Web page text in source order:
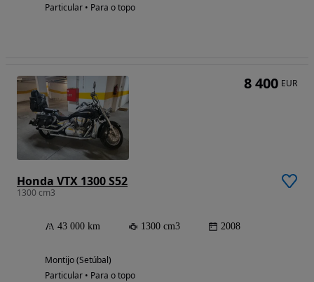
Particular • Para o topo
Honda VTX 1300 S52
1300 cm3
43 000 km 1300 cm3 2008
Montijo (Setúbal)
Particular • Para o topo
8 400 EUR